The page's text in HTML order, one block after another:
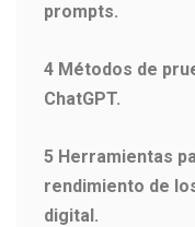
prompts.
4 Métodos de
ChatGPT.
5 Herramientas
rendimiento de
digital.